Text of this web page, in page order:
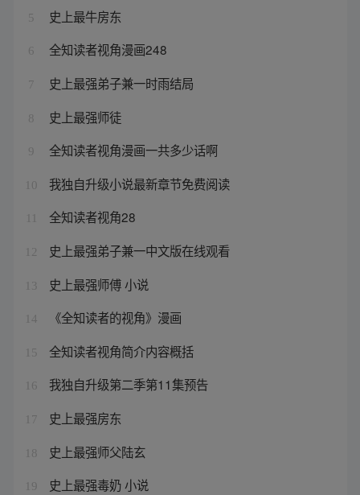
5 史上最牛房东
6 全知读者视角漫画248
7 史上最强弟子兼一时雨结局
8 史上最强师徒
9 全知读者视角漫画一共多少话啊
10 我独自升级小说最新章节免费阅读
全知读者视角28
12 史上最强弟子兼一中文版在线观看
13 史上最强师傅 小说
14 《全知读者的视角》漫画
15 全知读者视角简介内容概括
16 我独自升级第二季第11集预告
17 史上最强房东
18 史上最强师父陆玄
19 史上最强毒奶 小说